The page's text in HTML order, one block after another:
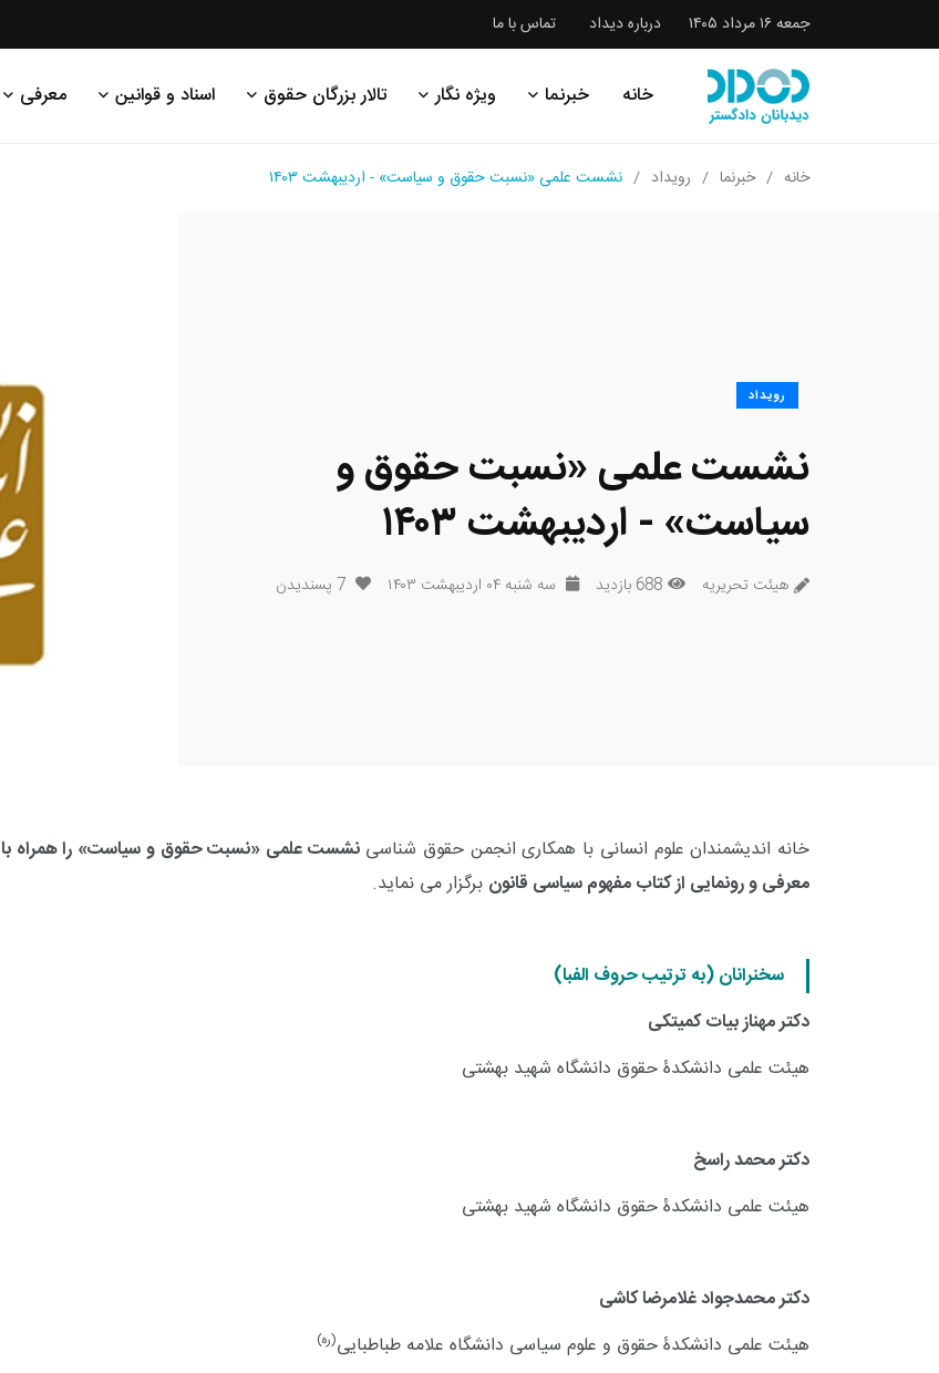
جمعه ۱۶ مرداد ۱۴۰۵ درباره دیداد تماس با ما
خانه خبرنما ویژه نگار تالار بزرگان حقوق اسناد و قوانین معرفی
خانه خبرنما رویداد نشست علمی «نسبت حقوق و سیاست» - اردیبهشت ۱۴۰۳
رویداد
نشست علمی «نسبت حقوق و
سیاست» - اردیبهشت ۱۴۰۳
هیئت تحریریه 688 بازدید سه شنبه ۰۴ اردیبهشت ۱۴۰۳ 7 پسندیدن
خانه اندیشمندان علوم انسانی با همکاری انجمن حقوق شناسینشست علمی «نسبت حقوق و سیاست» را همراه با
معرفی و رونمایی از کتاب مفهوم سیاسی قانون برگزار می نماید.
سخنرانان (به ترتیب حروف الفبا)
دکتر مهناز بیات کمیتکی
هیئت علمی دانشکدۀ حقوق دانشگاه شهید بهشتی
دکتر محمد راسخ
هیئت علمی دانشکدۀ حقوق دانشگاه شهید بهشتی
دکتر محمدجواد غلامرضا کاشی
هیئت علمی دانشکدۀ حقوق و علوم سیاسی دانشگاه علامه طباطبایی(ره)